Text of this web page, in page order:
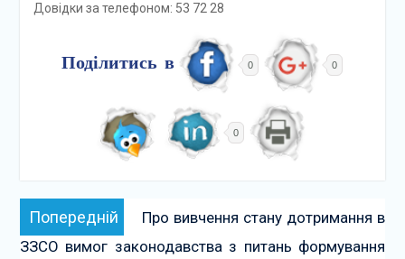
Довідки за телефоном: 53 72 28
Поділитись в 0 0
0
Навігація
записів
Попередній Попередній:
Про вивчення стану дотримання в
ЗЗСО вимог законодавства з питань формування